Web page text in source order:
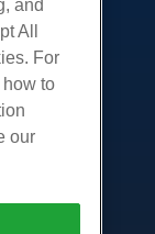
and
All
For
to
our